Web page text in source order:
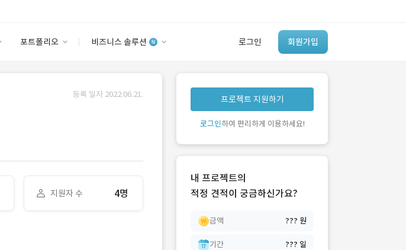
포트폴리오 비즈니스 솔루션 로그인 회원가입
안심 코드 케어
유사사례 검색 AI
‘이런 거’ 만들어본
개발 회사 있어?
등록 일자 2022.06.21.
지원자 수 4명
프로젝트 지원하기
로그인하여 편리하게 이용하세요!
내 프로젝트의
적정 견적이 궁금하신가요?
금액 ??? 원
기간 ??? 일